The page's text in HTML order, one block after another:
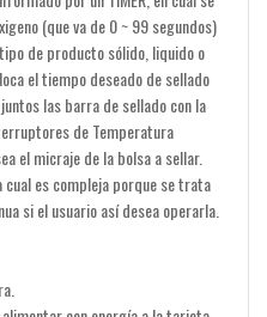
(que va de 0 ~ 99 segundos)
de producto sólido, liquido o
el tiempo deseado de sellado
las barra de sellado con la
de Temperatura
el micraje de la bolsa a sellar.
es compleja porque se trata
si el usuario así desea operarla.